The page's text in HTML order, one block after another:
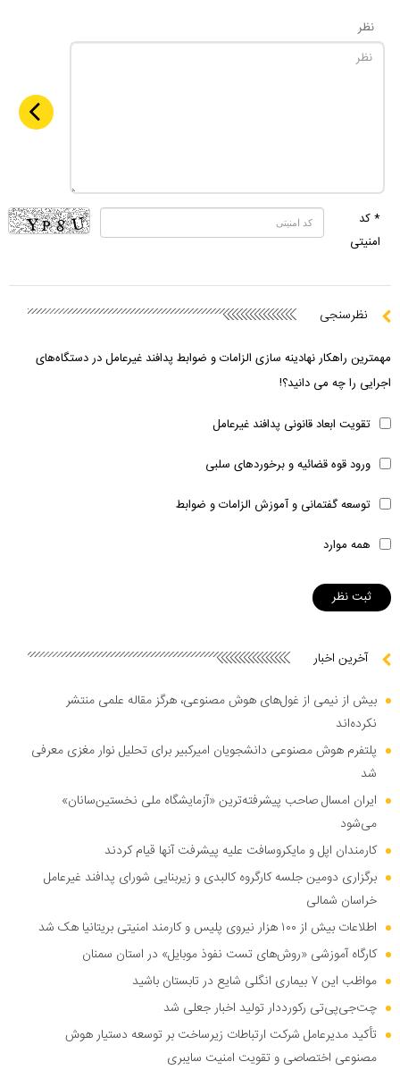
نظر
* کد
امنیتی
نظرسنجی
مهمترین راهکار نهادینه سازی الزامات و ضوابط پدافند غیرعامل در دستگاه‌های
اجرایی را چه می دانید؟!
تقویت ابعاد قانونی پدافند غیرعامل
ورود قوه قضائیه و برخوردهای سلبی
توسعه گفتمانی و آموزش الزامات و ضوابط
همه موارد
آخرین اخبار
بیش از نیمی از غول‌های هوش مصنوعی، هرگز مقاله علمی منتشر
نکرده‌اند
پلتفرم هوش مصنوعی دانشجویان امیرکبیر برای تحلیل نوار مغزی معرفی
شد
ایران امسال صاحب پیشرفته‌ترین «آزمایشگاه ملی نخستین‌سانان»
می‌شود
کارمندان اپل و مایکروسافت علیه پیشرفت آنها قیام کردند
برگزاری دومین جلسه کارگروه کالبدی و زیربنایی شورای پدافند غیرعامل
خراسان شمالی
اطلاعات بیش از ۱۰۰ هزار نیروی پلیس و کارمند امنیتی بریتانیا هک شد
کارگاه آموزشی «روش‌های تست نفوذ موبایل» در استان سمنان
مواظب این ۷ بیماری انگلی شایع در تابستان باشید
چت‌جی‌پی‌تی رکورددار تولید اخبار جعلی شد
تأکید مدیرعامل شرکت ارتباطات زیرساخت بر توسعه دستیار هوش
مصنوعی اختصاصی و تقویت امنیت سایبری